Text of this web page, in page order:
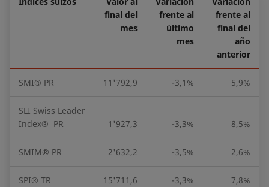
final del
mes
frente al
último
mes
frente al
final del
año
anterior
SMI® PR 11'792,9 -3,1% 5,9%
SLI Swiss Leader
Index® PR
1'927,3 -3,3% 8,5%
SMIM® PR 2'632,2 -3,5% 2,6%
SPI® TR 15'711,6 -3,3% 7,8%